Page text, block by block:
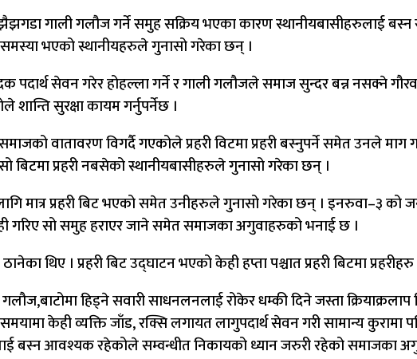
गाली गलौज गर्ने समुह सक्रिय भएका कारण स्थानीयबासीहरुलाई
भएको स्थानीयहरुले गुनासो गरेका छन् ।
पदार्थ सेवन गरेर होहल्ला गर्ने र गाली गलौजले समाज सुन्दर बन्न नसक्ने
सुरक्षा कायम गर्नुपर्नेछ ।
वातावरण विगर्दै गएकोले प्रहरी विटमा प्रहरी बस्नुपर्ने समेत उनले
बिटमा प्रहरी नबसेको स्थानीयबासीहरुले गुनासो गरेका छन् ।
लागि मात्र प्रहरी बिट भएको समेत उनीहरुले गुनासो गरेका छन् । इनरुवा–३ को
गरिए सो समुह हराएर जाने समेत समाजका अगुवाहरुको भनाई छ ।
थिए । प्रहरी बिट उद्घाटन भएको केही हप्ता पश्चात प्रहरी बिटमा
हिड्ने सवारी साधनलनलाई रोकेर धम्की दिने जस्ता क्रियाक्रलाप
केही व्यक्ति जाँड, रक्सि लगायत लागुपदार्थ सेवन गरी सामान्य
बस्न आवश्यक रहेकोले सम्वन्धीत निकायको ध्यान जरुरी रहेको समाजका